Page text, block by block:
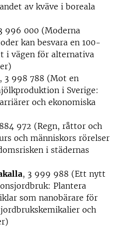
av kväve i boreala
996 000 (Moderna
kan besvara en 100-
i vägen för alternativa
, 3 998 788 (Mot en
i Sverige:
och ekonomiska
972 (Regn, råttor och
och människors rörelser
i städernas
, 3 999 988 (Ett nytt
Plantera
som nanobärare för
och